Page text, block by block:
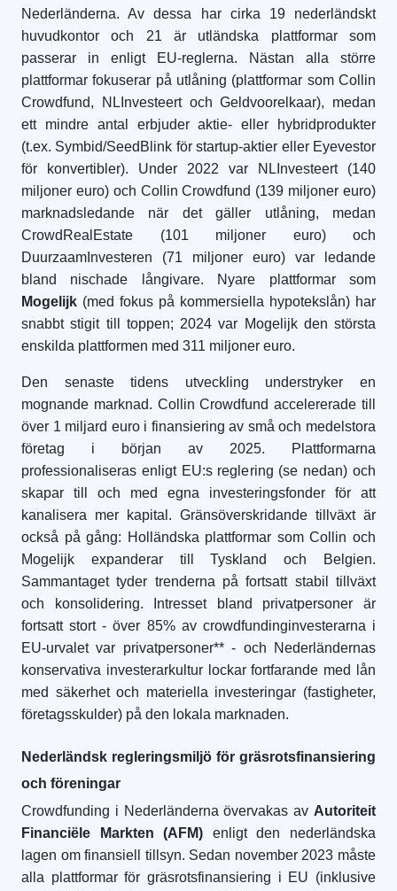
Nederländerna. Av dessa har cirka 19 nederländskt
huvudkontor och 21 är utländska plattformar som
passerar in enligt EU-reglerna. Nästan alla större
plattformar fokuserar på utlåning (plattformar som Collin
Crowdfund, NLInvesteert och Geldvoorelkaar), medan
ett mindre antal erbjuder aktie- eller hybridprodukter
(t.ex. Symbid/SeedBlink för startup-aktier eller Eyevestor
för konvertibler). Under 2022 var NLInvesteert (140
miljoner euro) och Collin Crowdfund (139 miljoner euro)
marknadsledande när det gäller utlåning, medan
CrowdRealEstate (101 miljoner euro) och
DuurzaamInvesteren (71 miljoner euro) var ledande
bland nischade långivare. Nyare plattformar som
Mogelijk (med fokus på kommersiella hypotekslån) har
snabbt stigit till toppen; 2024 var Mogelijk den största
enskilda plattformen med 311 miljoner euro.
Den senaste tidens utveckling understryker en
mognande marknad. Collin Crowdfund accelererade till
över 1 miljard euro i finansiering av små och medelstora
företag i början av 2025. Plattformarna
professionaliseras enligt EU:s reglering (se nedan) och
skapar till och med egna investeringsfonder för att
kanalisera mer kapital. Gränsöverskridande tillväxt är
också på gång: Holländska plattformar som Collin och
Mogelijk expanderar till Tyskland och Belgien.
Sammantaget tyder trenderna på fortsatt stabil tillväxt
och konsolidering. Intresset bland privatpersoner är
fortsatt stort - över 85% av crowdfundinginvesterarna i
EU-urvalet var privatpersoner** - och Nederländernas
konservativa investerarkultur lockar fortfarande med lån
med säkerhet och materiella investeringar (fastigheter,
företagsskulder) på den lokala marknaden.
Nederländsk regleringsmiljö för gräsrotsfinansiering
och föreningar
Crowdfunding i Nederländerna övervakas av Autoriteit
Financiële Markten (AFM) enligt den nederländska
lagen om finansiell tillsyn. Sedan november 2023 måste
alla plattformar för gräsrotsfinansiering i EU (inklusive